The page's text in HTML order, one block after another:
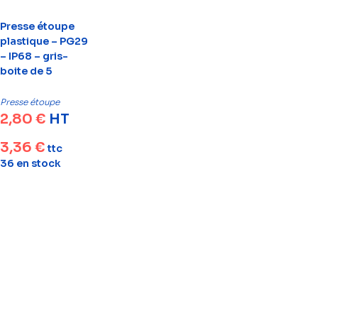
Presse étoupe
plastique – PG29
– IP68 – gris-
boite de 5
Presse étoupe
2,80 € HT
3,36 €ttc
36 en stock